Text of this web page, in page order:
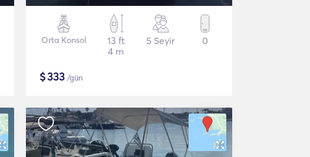
Orta Konsol
13 ft
4 m
5 Seyir 0
$333 /gün